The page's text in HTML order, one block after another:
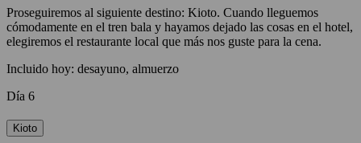
Proseguiremos al siguiente destino: Kioto. Cuando lleguemos
cómodamente en el tren bala y hayamos dejado las cosas en el hotel,
elegiremos el restaurante local que más nos guste para la cena.
Incluido hoy: desayuno, almuerzo
Día 6
Kioto